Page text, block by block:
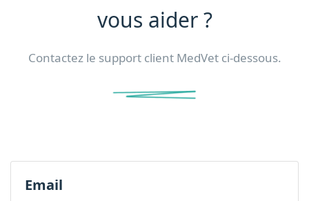
vous aider ?
Contactez le support client MedVet ci-dessous.
Email